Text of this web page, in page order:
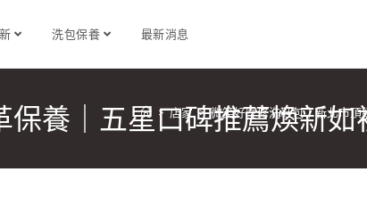
洗包保養 最新消息
養｜五星口碑推薦煥新如
> 店家 > 微笑好室修洗鞋包｜新北市頂